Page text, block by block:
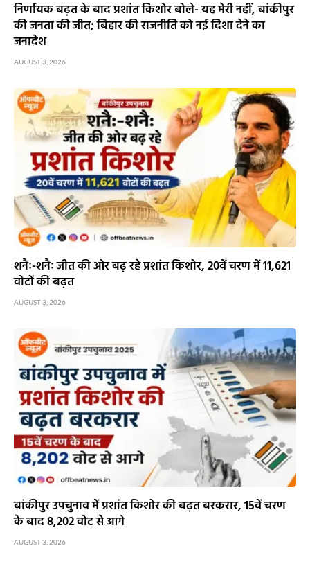
निर्णायक बढ़त के बाद प्रशांत किशोर बोले- यह मेरी नहीं, बांकीपुर
की जनता की जीत; बिहार की राजनीति को नई दिशा देने का
जनादेश
AUGUST 3, 2026
शनैः-शनैः जीत की ओर बढ़ रहे प्रशांत किशोर, 20वें चरण में 11,621
वोटों की बढ़त
AUGUST 3, 2026
बांकीपुर उपचुनाव में प्रशांत किशोर की बढ़त बरकरार, 15वें चरण
के बाद 8,202 वोट से आगे
AUGUST 3, 2026